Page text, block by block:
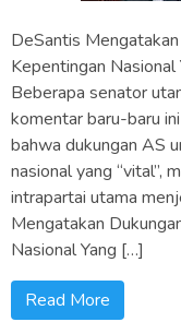
DeSantis
Kepentingan Nasional
Beberapa senator
komentar baru-baru
bahwa dukungan AS
nasional yang “vital”,
intrapartai utama
Mengatakan
Nasional Yang […]
Read More